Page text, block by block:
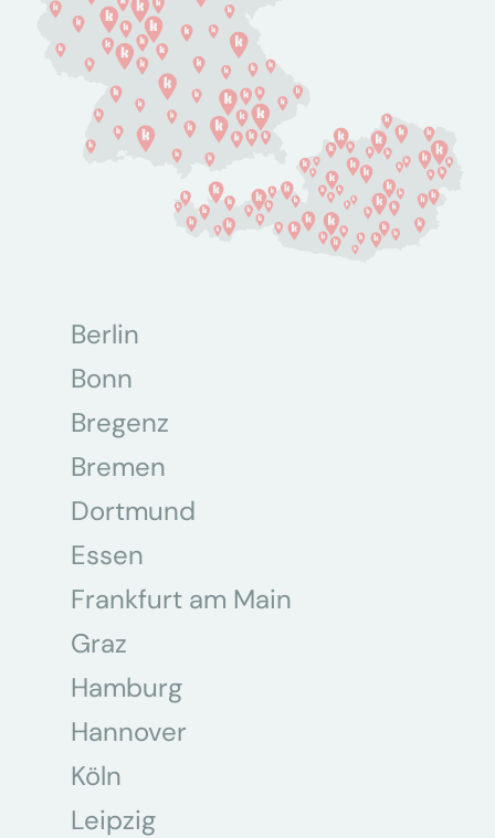
Berlin
Bonn
Bregenz
Bremen
Dortmund
Essen
Frankfurt am Main
Graz
Hamburg
Hannover
Köln
Leipzig